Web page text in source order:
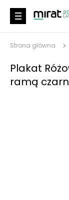
Strona główna
Plakat
ramą